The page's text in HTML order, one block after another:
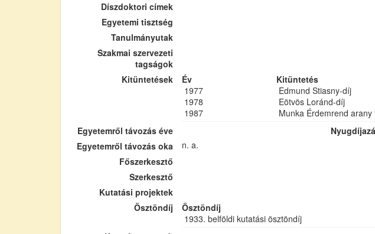
Díszdoktori címek
Egyetemi tisztség
Tanulmányutak
Szakmai szervezeti
tagságok
Kitüntetések
Év
Kitüntetés
1977
Edmund Stiasny-díj
1978
Eötvös Loránd-díj
1987
Munka Érdemrend arany
Egyetemről távozás éve
Egyetemről távozás oka
n. a.
Főszerkesztő
Szerkesztő
Kutatási projektek
Ösztöndíj
Ösztöndíj
1933. belföldi kutatási ösztöndíj